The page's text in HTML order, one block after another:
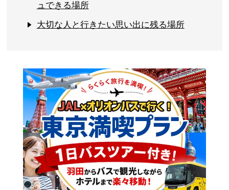
ュできる場所
大切な人と行きたい思い出に残る場所